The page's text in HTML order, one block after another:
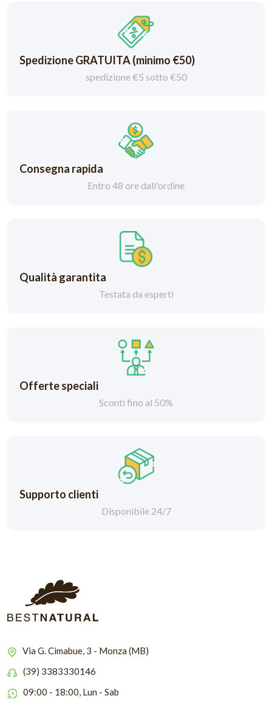
Spedizione GRATUITA (minimo €50)
spedizione €5 sotto €50
Consegna rapida
Entro 48 ore dall'ordine
Qualità garantita
Testata da esperti
Offerte speciali
Sconti fino al 50%
Supporto clienti
Disponibile 24/7
Via G. Cimabue, 3 - Monza (MB)
(39) 3383330146
09:00 - 18:00, Lun - Sab